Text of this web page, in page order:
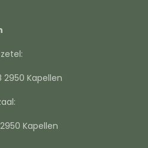
2950 Kapellen
Kapellen